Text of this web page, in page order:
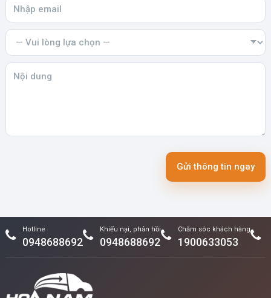
Gửi thông tin ngay
Hotline
0948688692
Khiếu nại, phản hồi
0948688692
Chăm sóc khách hàng
1900633053